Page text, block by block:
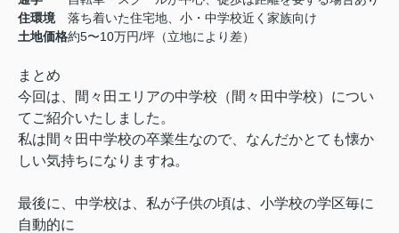
住環境
落ち着いた住宅地、小・中学校近く家族向け
土地価格約5〜10万円/坪（立地により差）
まとめ
今回は、間々田エリアの中学校（間々田中学校）につい
てご紹介いたしました。
私は間々田中学校の卒業生なので、なんだかとても懐か
しい気持ちになりますね。
最後に、 中学校は、 私が子供の頃は、小学校の学区毎に
自動的に